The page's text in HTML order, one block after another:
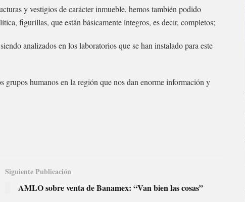
y vestigios de carácter inmueble, hemos también podido
figurillas, que están básicamente íntegros, es decir, completos;
analizados en los laboratorios que se han instalado para este
grupos humanos en la región que nos dan enorme información y
Siguiente Publicación
AMLO sobre venta de Banamex: “Van bien las cosas”